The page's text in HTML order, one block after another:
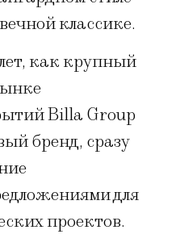
классике.
как крупный
Billa Group
бренд, сразу
для
проектов.